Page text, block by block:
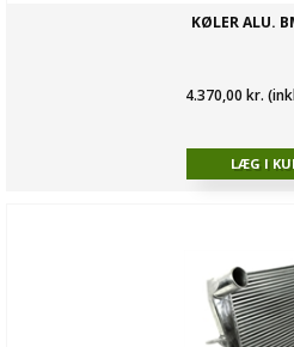
KØLER ALU.
4.370,00 kr.